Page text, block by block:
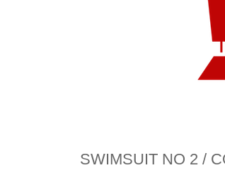
SWIMSUIT NO 2 /